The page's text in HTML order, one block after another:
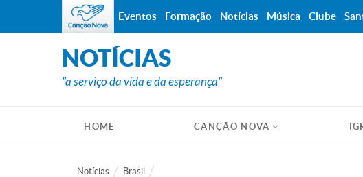
NOTÍCIAS
"a serviço da vida e da esperança"
HOME CANÇÃO NOVA
Notícias Brasil
Eventos Formação Notícias Música Clube